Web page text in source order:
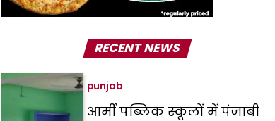
RECENT NEWS
punjab
आर्मी पब्लिक स्कूलों में पंजाबी